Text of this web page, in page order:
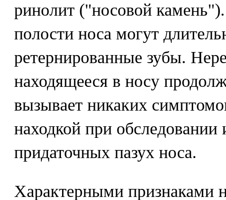
ринолит ("носовой
полости носа могут
ретернированные зубы.
находящееся в носу
вызывает никаких
находкой при обследовании
придаточных пазух носа.
Характерными признаками